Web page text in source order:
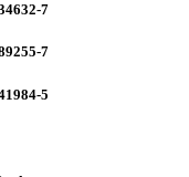
7
7
5